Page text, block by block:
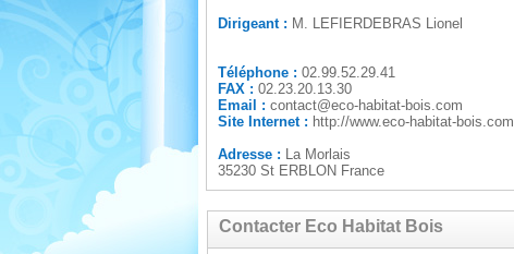
Dirigeant : M. LEFIERDEBRAS Lionel
Téléphone : 02.99.52.29.41
FAX : 02.23.20.13.30
Email : contact@eco-habitat-bois.com
Site Internet : http://www.eco-habitat-bois.com
Adresse : La Morlais
35230 St ERBLON France
Contacter Eco Habitat Bois